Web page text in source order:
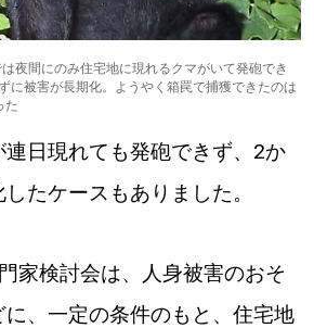
夜間にのみ住宅地に現れるクマがいて発砲でき
に被害が長期化。ようやく箱罠で捕獲できたのは
た
日現れても発砲できず、2か
たケースもありました。
家検討会は、人身被害のおそ
、一定の条件のもと、住宅地